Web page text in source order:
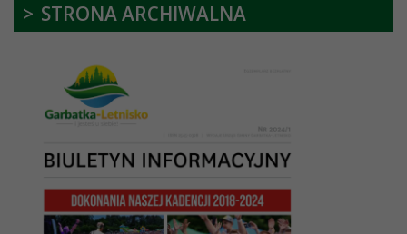
STRONA ARCHIWALNA